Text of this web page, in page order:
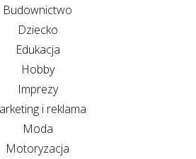
Budownictwo
Dziecko
Edukacja
Hobby
Imprezy
i reklama
Moda
Motoryzacja